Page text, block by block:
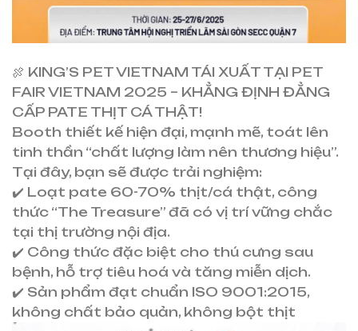
🍖 KING’S PET VIETNAM TÁI XUẤT TẠI PET
FAIR VIETNAM 2025 – KHẲNG ĐỊNH ĐẲNG
CẤP PATE THỊT CÁ THẬT!
Booth thiết kế hiện đại, mạnh mẽ, toát lên
tinh thần “chất lượng làm nên thương hiệu”.
Tại đây, bạn sẽ được trải nghiệm:
✔️ Loạt pate 60-70% thịt/cá thật, công
thức “The Treasure” đã có vị trí vững chắc
tại thị trường nội địa.
✔️ Công thức đặc biệt cho thú cưng sau
bệnh, hỗ trợ tiêu hoá và tăng miễn dịch.
✔️ Sản phẩm đạt chuẩn ISO 9001:2015,
không chất bảo quản, không bột thịt